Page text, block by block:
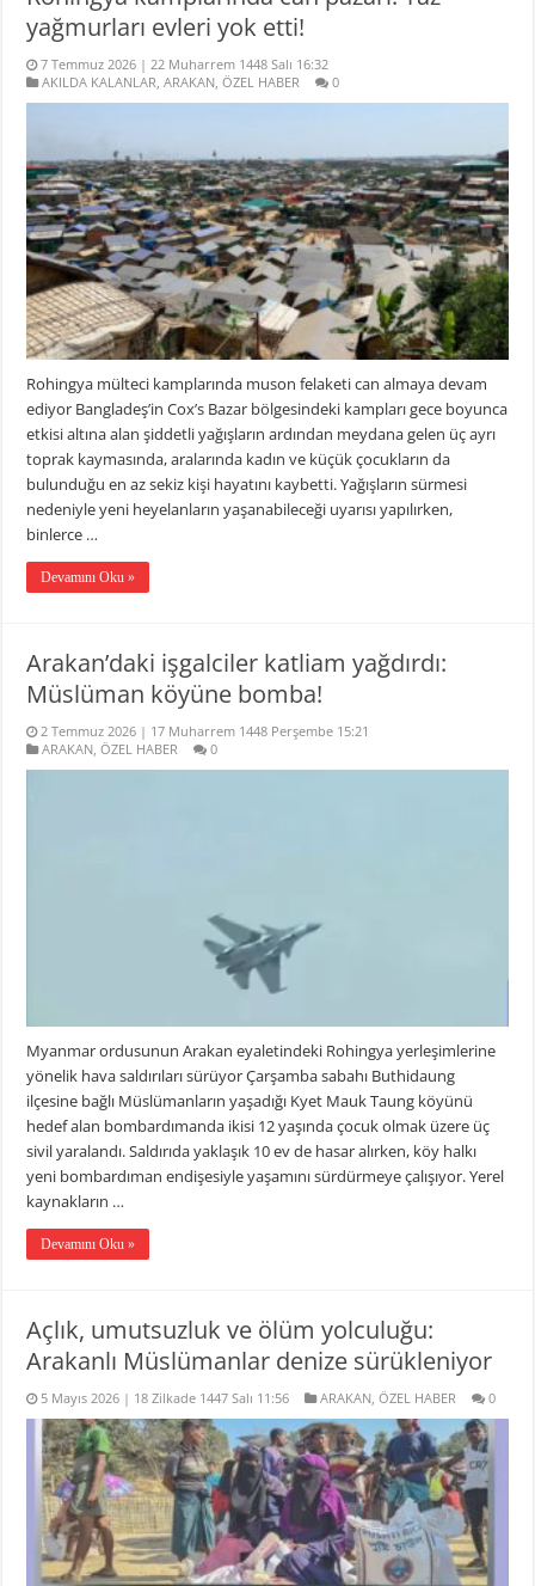
yağmurları evleri yok etti!
7 Temmuz 2026 | 22 Muharrem 1448 Salı 16:32
AKILDA KALANLAR,ARAKAN,ÖZEL HABER 0
Rohingya mülteci kamplarında muson felaketi can almaya devam
ediyor Bangladeş’in Cox’s Bazar bölgesindeki kampları gece boyunca
etkisi altına alan şiddetli yağışların ardından meydana gelen üç ayrı
toprak kaymasında, aralarında kadın ve küçük çocukların da
bulunduğu en az sekiz kişi hayatını kaybetti. Yağışların sürmesi
nedeniyle yeni heyelanların yaşanabileceği uyarısı yapılırken,
binlerce …
Devamını Oku »
Arakan’daki işgalciler katliam yağdırdı:
Müslüman köyüne bomba!
2 Temmuz 2026 | 17 Muharrem 1448 Perşembe 15:21
ARAKAN ,ÖZEL HABER 0
Myanmar ordusunun Arakan eyaletindeki Rohingya yerleşimlerine
yönelik hava saldırıları sürüyor Çarşamba sabahı Buthidaung
ilçesine bağlı Müslümanların yaşadığı Kyet Mauk Taung köyünü
hedef alan bombardımanda ikisi 12 yaşında çocuk olmak üzere üç
sivil yaralandı. Saldırıda yaklaşık 10 ev de hasar alırken, köy halkı
yeni bombardıman endişesiyle yaşamını sürdürmeye çalışıyor. Yerel
kaynakların …
Devamını Oku »
Açlık, umutsuzluk ve ölüm yolculuğu:
Arakanlı Müslümanlar denize sürükleniyor
5 Mayıs 2026 | 18 Zilkade 1447 Salı 11:56 ARAKAN ,ÖZEL HABER 0